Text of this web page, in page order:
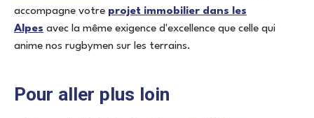
accompagne votre projet immobilier dans les
Alpes avec la même exigence d'excellence que celle qui
anime nos rugbymen sur les terrains.
Pour aller plus loin